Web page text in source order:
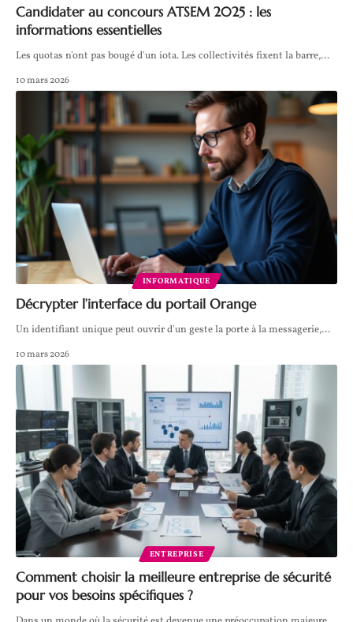
Candidater au concours ATSEM 2025 : les
informations essentielles
Les quotas n'ont pas bougé d'un iota. Les collectivités fixent la barre,…
10 mars 2026
INFORMATIQUE
Décrypter l’interface du portail Orange
Un identifiant unique peut ouvrir d'un geste la porte à la messagerie,…
10 mars 2026
ENTREPRISE
Comment choisir la meilleure entreprise de sécurité
pour vos besoins spécifiques ?